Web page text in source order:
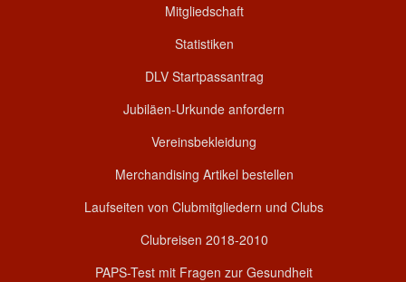
Mitgliedschaft
Statistiken
DLV Startpassantrag
Jubiläen-Urkunde anfordern
Vereinsbekleidung
Merchandising Artikel bestellen
Laufseiten von Clubmitgliedern und Clubs
Clubreisen 2018-2010
PAPS-Test mit Fragen zur Gesundheit